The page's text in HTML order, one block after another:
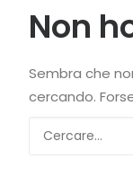
Non
Sembra che
cercando.